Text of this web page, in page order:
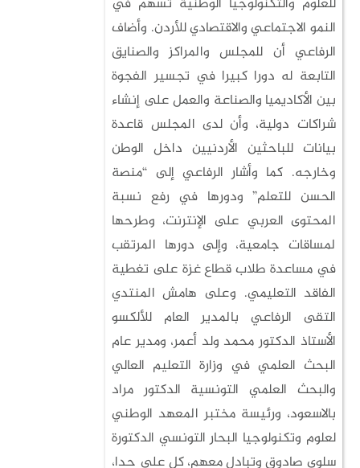
النمو الاجتماعي والاقتصادي للأردن. وأضاف
الرفاعي أن للمجلس والمراكز والصنايق
التابعة له دورا كبيرا في تجسير الفجوة
بين الأكاديميا والصناعة والعمل على إنشاء
شراكات دولية، وأن لدى المجلس قاعدة
بيانات للباحثين الأردنيين داخل الوطن
وخارجه. كما وأشار الرفاعي إلى “منصة
الحسن للتعلم” ودورها في رفع نسبة
المحتوى العربي على الإنترنت، وطرحها
لمساقات جامعية، وإلى دورها المرتقب
في مساعدة طلاب قطاع غزة على تغطية
الفاقد التعليمي. وعلى هامش المنتدي
التقى الرفاعي بالمدير العام للألكسو
الأستاذ الدكتور محمد ولد أعمر، ومدير عام
البحث العلمي في وزارة التعليم العالي
والبحث العلمي التونسية الدكتور مراد
بالاسعود، ورئيسة مختبر المعهد الوطني
لعلوم وتكنولوجيا البحار التونسي الدكتورة
سلوى صادوق وتبادل معهم، كل على حدا،